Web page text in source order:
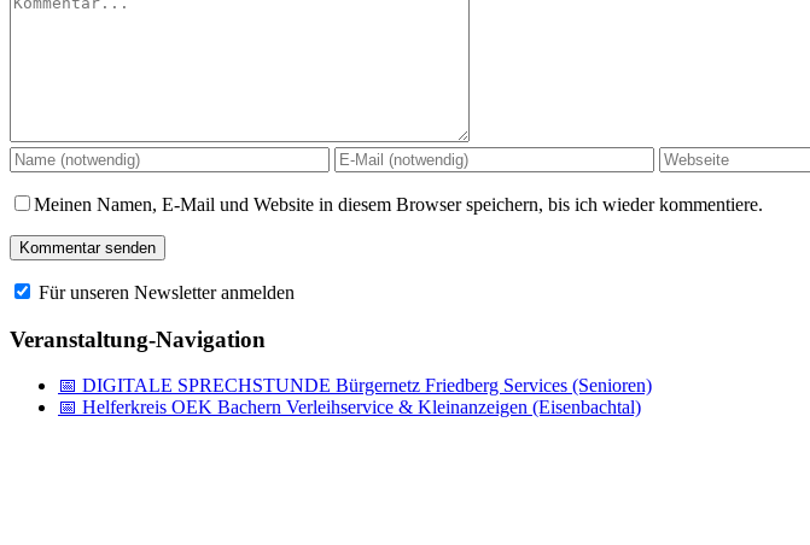
Meinen Namen, E-Mail und Website in diesem Browser speichern, bis ich wieder kommentiere.
Für unseren Newsletter anmelden
Veranstaltung-Navigation
📅 DIGITALE SPRECHSTUNDE Bürgernetz Friedberg Services (Senioren)
📅 Helferkreis OEK Bachern Verleihservice & Kleinanzeigen (Eisenbachtal)